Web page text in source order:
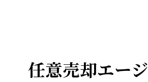
任意売却エー